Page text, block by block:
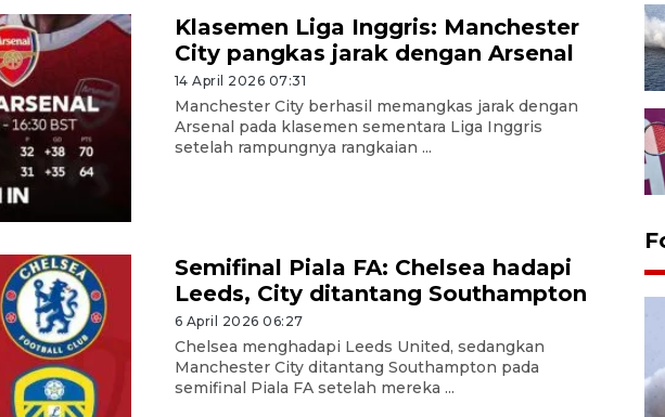
Klasemen Liga Inggris: Manchester
City pangkas jarak dengan Arsenal
14 April 2026 07:31
Manchester City berhasil memangkas jarak dengan
Arsenal pada klasemen sementara Liga Inggris
setelah rampungnya rangkaian ...
Semifinal Piala FA: Chelsea hadapi
Leeds, City ditantang Southampton
6 April 2026 06:27
Chelsea menghadapi Leeds United, sedangkan
Manchester City ditantang Southampton pada
semifinal Piala FA setelah mereka ...